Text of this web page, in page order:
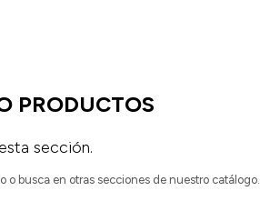
PRODUCTOS
sección.
o busca en otras secciones de nuestro catálogo.